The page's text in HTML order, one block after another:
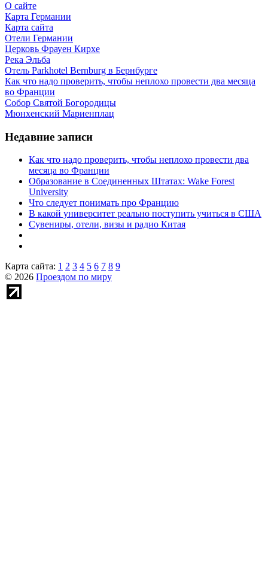
О сайте
Карта Германии
Карта сайта
Отели Германии
Церковь Фрауен Кирхе
Река Эльба
Отель Parkhotel Bernburg в Бернбурге
Как что надо проверить, чтобы неплохо провести два месяца
во Франции
Собор Святой Богородицы
Мюнхенский Мариенплац
Недавние записи
Как что надо проверить, чтобы неплохо провести два
месяца во Франции
Образование в Соединенных Штатах: Wake Forest
University
Что следует понимать про Францию
В какой университет реально поступить учиться в США
Сувениры, отели, визы и радио Китая
Карта сайта: 1 2 3 4 5 6 7 8 9
© 2026 Проездом по миру